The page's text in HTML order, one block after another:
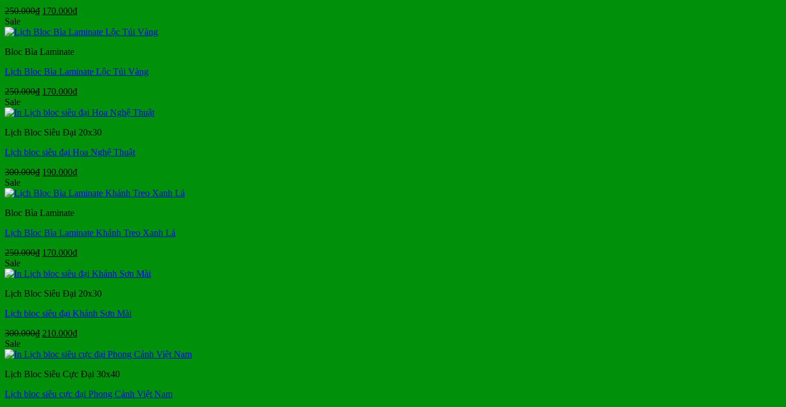
250.000₫ Giá
là:
170.000₫Giá
tại
Sale
Bloc Bìa Laminate
Lịch Bloc Bìa Laminate Lộc Túi Vàng
250.000₫ Giá
là:
170.000₫Giá
tại
170.000₫.
Sale
Lịch Bloc Siêu Đại 20x30
Lịch bloc siêu đại Hoa Nghệ Thuật
300.000₫ Giá
là:
190.000₫Giá
tại
Sale
Bloc Bìa Laminate
Lịch Bloc Bìa Laminate Khánh Treo Xanh Lá
250.000₫ Giá
là:
170.000₫Giá
tại
170.000₫.
Sale
Lịch Bloc Siêu Đại 20x30
Lịch bloc siêu đại Khánh Sơn Mài
300.000₫ Giá
là:
210.000₫Giá
tại
210.000₫.
Sale
Lịch Bloc Siêu Cực Đại 30x40
Lịch bloc siêu cực đại Phong Cảnh Việt Nam